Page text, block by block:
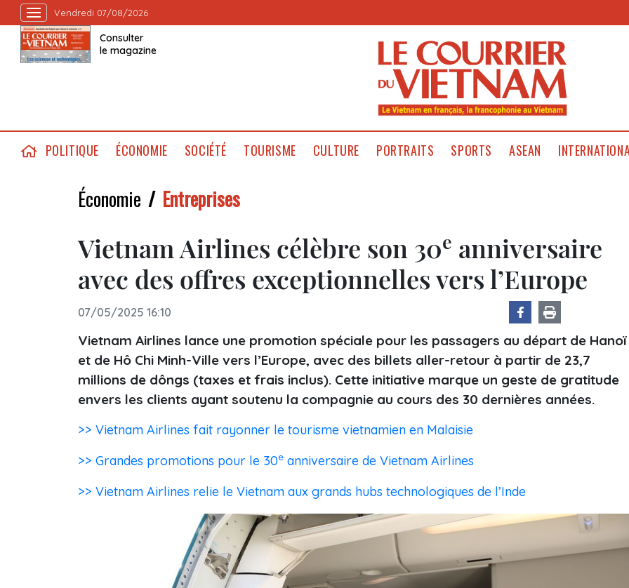
Vendredi 07/08/2026
Consulter
le magazine
POLITIQUE ÉCONOMIE SOCIÉTÉ TOURISME CULTURE PORTRAITS SPORTS ASEAN
Économie Entreprises
Vietnam Airlines célèbre son 30e anniversaire
avec des offres exceptionnelles vers l’Europe
07/05/2025 16:10
Vietnam Airlines lance une promotion spéciale pour les passagers au départ de Hanoï
et de Hô Chi Minh-Ville vers l’Europe, avec des billets aller-retour à partir de 23,7
millions de dôngs (taxes et frais inclus). Cette initiative marque un geste de gratitude
envers les clients ayant soutenu la compagnie au cours des 30 dernières années.
>> Vietnam Airlines fait rayonner le tourisme vietnamien en Malaisie
>> Grandes promotions pour le 30e anniversaire de Vietnam Airlines
>> Vietnam Airlines relie le Vietnam aux grands hubs technologiques de l’Inde